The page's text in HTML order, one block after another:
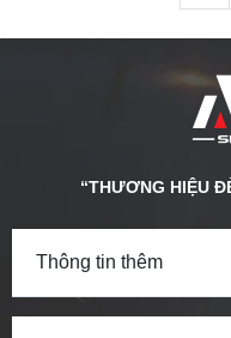
“THƯƠNG HIỆU
Thông tin thêm